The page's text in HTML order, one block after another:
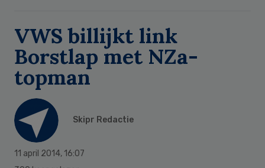
VWS billijkt link
Borstlap met NZa-
topman
Skipr Redactie
11 april 2014, 16:07